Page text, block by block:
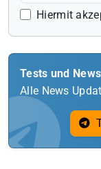
Hiermit
Tests und
Alle News